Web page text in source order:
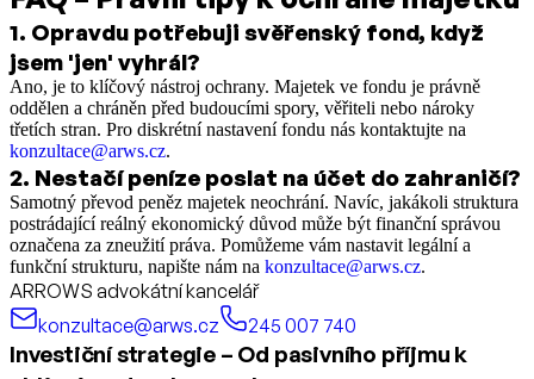
1. Opravdu potřebuji svěřenský fond, když
jsem 'jen' vyhrál?
Ano, je to klíčový nástroj ochrany. Majetek ve fondu je právně
oddělen a chráněn před budoucími spory, věřiteli nebo nároky
třetích stran. Pro diskrétní nastavení fondu nás kontaktujte na
konzultace@arws.cz.
2. Nestačí peníze poslat na účet do zahraničí?
Samotný převod peněz majetek neochrání. Navíc, jakákoli struktura
postrádající reálný ekonomický důvod může být finanční správou
označena za zneužití práva. Pomůžeme vám nastavit legální a
funkční strukturu, napište nám na konzultace@arws.cz.
ARROWS advokátní kancelář
konzultace@arws.cz
245 007 740
Investiční strategie – Od pasivního příjmu k